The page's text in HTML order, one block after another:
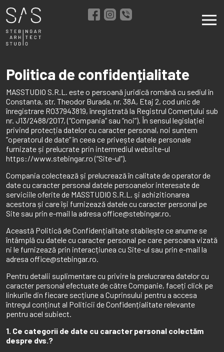
Skip
to
content
Politica de confidențialitate
MASSTUDIO S.R.L. este o persoană juridică română cu sediul în
Constanta, str. Theodor Burada, nr. 38A, Etaj 2, cod unic de
înregistrare RO37943819, înregistrată la Registrul Comerțului sub
nr. J13/2488/2017, (“Compania” sau “noi”). În sensul legislației
privind protecția datelor cu caracter personal, noi suntem
”operatorul de date” în ceea ce privește datele personale
furnizate și prelucrate prin intermediul website-ul
https://www.stebingar.ro (“Site-ul”).
Compania colectează și prelucrează în calitate de operator de
date cu caracter personal datele persoanelor interesate de
serviciile oferite de MASSTUDIO S.R.L. şi achizitionarea
acestora și care își furnizează datele cu caracter personal pe
Site sau prin e-mail la adresa office@stebingar.ro.
Această Politică de Confidențialitate stabilește ce anume se
întâmplă cu datele cu caracter personal pe care persoana vizată
ni le furnizează prin interacțiunea cu Site-ul sau prin e-mail la
adresa office@stebingar.ro.
Pentru detalii suplimentare cu privire la prelucrarea datelor cu
caracter personal efectuate de către Companie, faceți click pe
linkurile din fiecare secțiune a Cuprinsului pentru a accesa
întregul conținut al Politicii de Confidențialitate relevante
pentru acel subiect.
1. Ce categorii de date cu caracter personal colectăm
despre dvs.?